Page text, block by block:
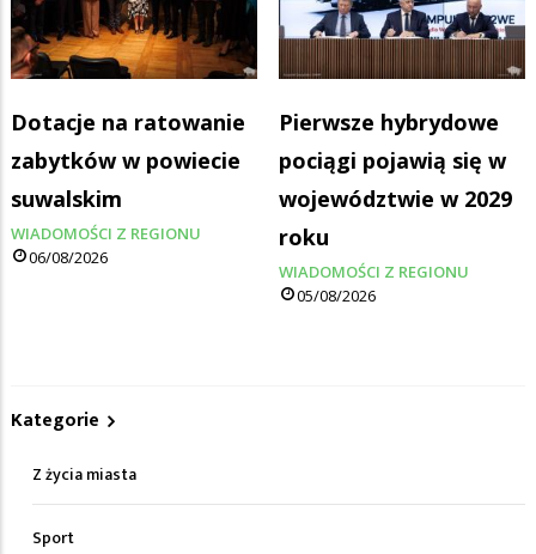
Dotacje na ratowanie
zabytków w powiecie
suwalskim
WIADOMOŚCI Z REGIONU
06/08/2026
Pierwsze hybrydowe
pociągi pojawią się w
województwie w 2029
roku
WIADOMOŚCI Z REGIONU
05/08/2026
Kategorie
Z życia miasta
Sport